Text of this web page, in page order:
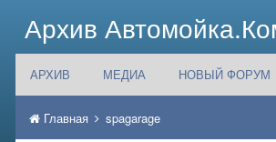
Архив
АРХИВ МЕДИА НОВЫЙ ФОРУМ
Главная spagarage